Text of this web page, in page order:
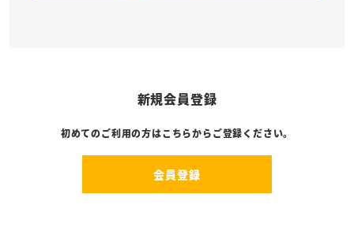
新規会員登録
初めてのご利用の方はこちらからご登録ください。
会員登録